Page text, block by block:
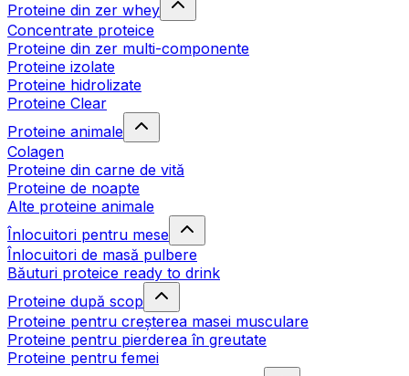
Proteine din zer whey
Concentrate proteice
Proteine din zer multi-componente
Proteine izolate
Proteine hidrolizate
Proteine Clear
Proteine animale
Colagen
Proteine din carne de vită
Proteine de noapte
Alte proteine animale
Înlocuitori pentru mese
Înlocuitori de masă pulbere
Băuturi proteice ready to drink
Proteine după scop
Proteine pentru creșterea masei musculare
Proteine pentru pierderea în greutate
Proteine pentru femei